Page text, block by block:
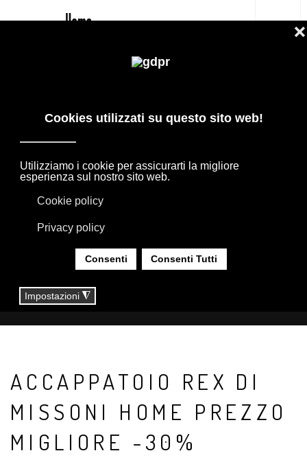
PREZZO MIGLIORE -30%
FLEXFORM, MOOOI. BIANCHERIA, TAPPETI E
LIMONTA. ILLUMINAZIONE DAVIDE GROPPI
OLUCE.
SEI QUI: HOME
ACCAPPATOIO REX DI
MISSONI HOME PREZZO
MIGLIORE -30%